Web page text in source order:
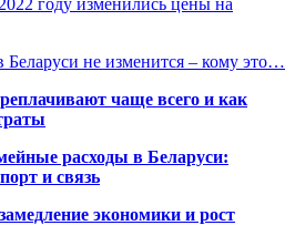
Беларуси не изменится – кому это…
чаще всего и как
расходы в Беларуси:
и связь
экономики и рост